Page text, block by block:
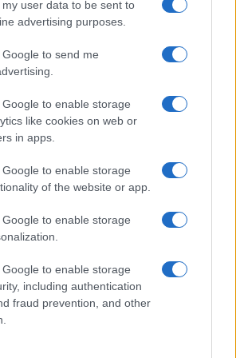
user data to be sent to
advertising purposes.
to send me
to enable storage
like cookies on web or
in apps.
to enable storage
of the website or app.
to enable storage
to enable storage
including authentication
fraud prevention, and other
Schlein non
la sinistra legittima
8:29